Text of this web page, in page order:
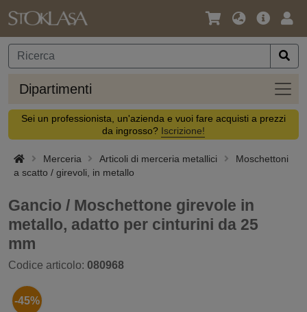
Lingua
Valuta
Offerta
Dipartimenti
Sei un professionista, un'azienda e vuoi fare acquisti a prezzi
da ingrosso? Iscrizione!
Merceria Articoli di merceria metallici
Moschettoni
a scatto / girevoli, in metallo
Gancio / Moschettone girevole in
metallo, adatto per cinturini da 25
mm
Codice articolo: 080968
-45%